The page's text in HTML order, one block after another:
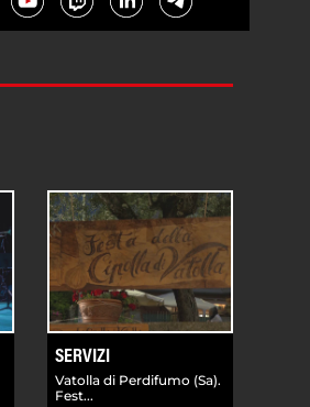
SERVIZI
Vatolla di Perdifumo (Sa).
Fest...